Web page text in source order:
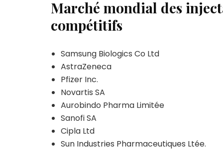
Marché mondial des
compétitifs
Samsung Biologics Co Ltd
AstraZeneca
Pfizer Inc.
Novartis SA
Aurobindo Pharma Limitée
Sanofi SA
Cipla Ltd
Sun Industries Pharmaceutiques Ltée.